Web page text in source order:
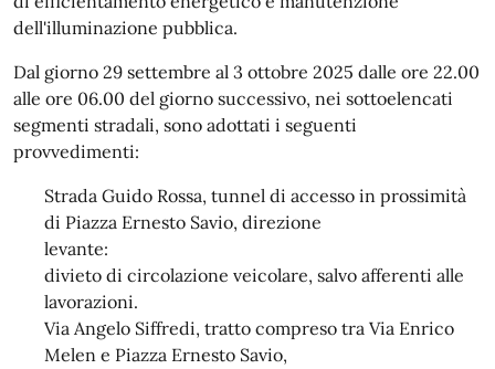
dell'illuminazione pubblica.
Dal giorno 29 settembre al 3 ottobre 2025 dalle ore 22.00
alle ore 06.00 del giorno successivo, nei sottoelencati
segmenti stradali, sono adottati i seguenti
provvedimenti:
Strada Guido Rossa, tunnel di accesso in prossimità
di Piazza Ernesto Savio, direzione
levante:
divieto di circolazione veicolare, salvo afferenti alle
lavorazioni.
Via Angelo Siffredi, tratto compreso tra Via Enrico
Melen e Piazza Ernesto Savio,